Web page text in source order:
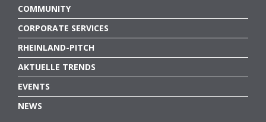
COMMUNITY
CORPORATE SERVICES
RHEINLAND-PITCH
AKTUELLE TRENDS
EVENTS
NEWS